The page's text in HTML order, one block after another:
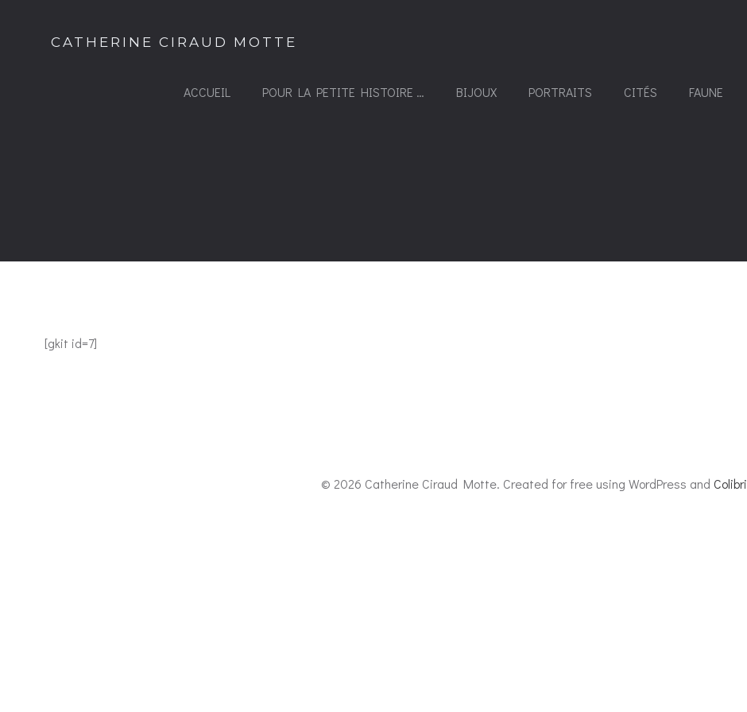
CATHERINE CIRAUD MOTTE
ACCUEIL POUR LA PETITE HISTOIRE … BIJOUX PORTRAITS CITÉS FAUNE
[gkit id=7]
© 2026 Catherine Ciraud Motte. Created for free using WordPress and Colibri